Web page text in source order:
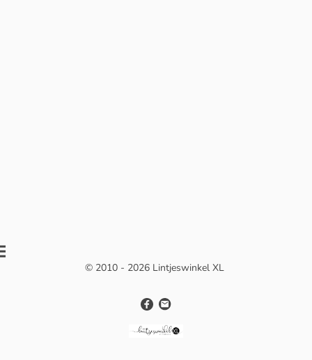
© 2010 - 2026 Lintjeswinkel XL